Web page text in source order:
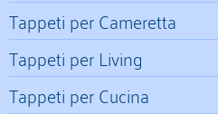
Tappeti per Cameretta
Tappeti per Living
Tappeti per Cucina